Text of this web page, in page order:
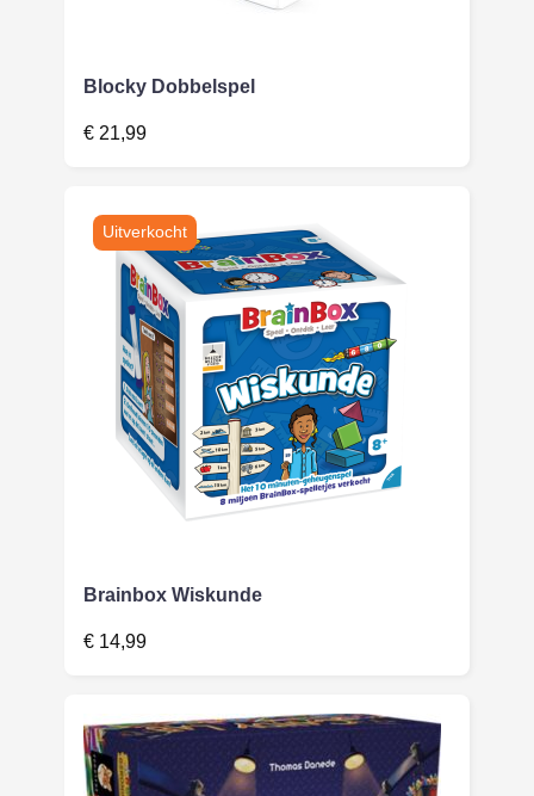
Blocky Dobbelspel
€ 21,99
Brainbox Wiskunde
€ 14,99